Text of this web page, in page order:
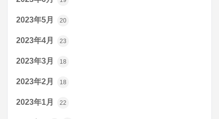
2023年5月 20
2023年4月 23
2023年3月 18
2023年2月 18
2023年1月 22